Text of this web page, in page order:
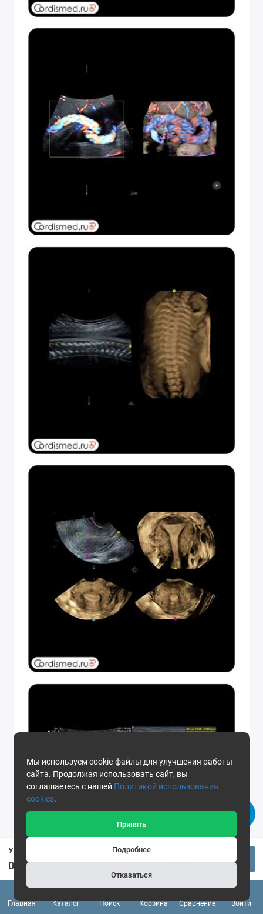
Главная Каталог Поиск Корзина
0
Сравнение
Войти
УЗИ аппарат GE Voluson E8
0 ₽
Мы используем cookie-файлы для улучшения работы
сайта. Продолжая использовать сайт, вы
соглашаетесь с нашей Политикой использования
cookies.
Принять
Подробнее
Отказаться